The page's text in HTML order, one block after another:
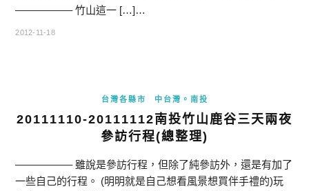
—————– 竹山這一 […]…
2012-11-18
台灣各縣市 中台灣。南投
20111110-20111112南投竹山鹿谷三天兩夜
參訪行程(總整理)
—————– 雖說是參訪行程，但除了純參訪外，還是有加了
一些自己的行程。 (明明就是自己想看風景想買伴手禮的)玩